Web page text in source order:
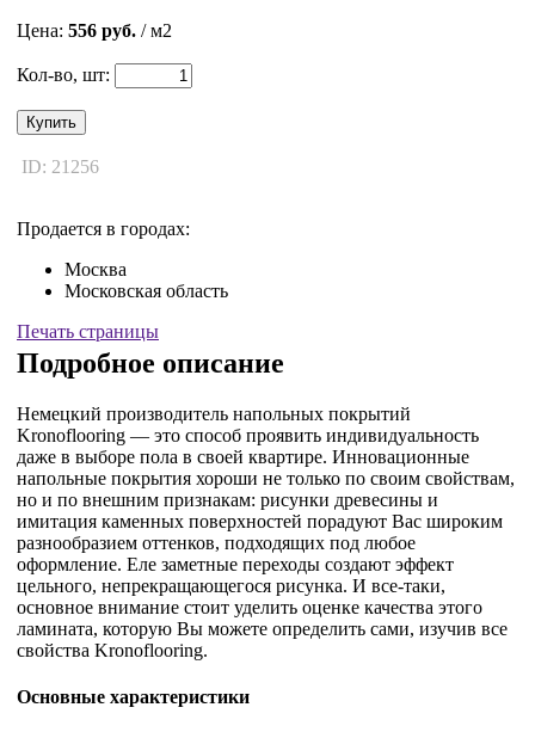
Цена: 556 руб. / м2
Кол-во, шт:
Купить
ID: 21256
Продается в городах:
Москва
Московская область
Печать страницы
Подробное описание
Немецкий производитель напольных покрытий
Kronoflooring — это способ проявить индивидуальность
даже в выборе пола в своей квартире. Инновационные
напольные покрытия хороши не только по своим свойствам,
но и по внешним признакам: рисунки древесины и
имитация каменных поверхностей порадуют Вас широким
разнообразием оттенков, подходящих под любое
оформление. Еле заметные переходы создают эффект
цельного, непрекращающегося рисунка. И все-таки,
основное внимание стоит уделить оценке качества этого
ламината, которую Вы можете определить сами, изучив все
свойства Kronoflooring.
Основные характеристики